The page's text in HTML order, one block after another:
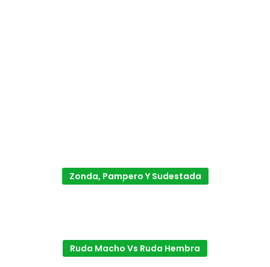
Zonda, Pampero Y Sudestada
Ruda Macho Vs Ruda Hembra